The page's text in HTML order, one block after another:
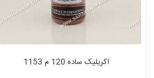
اکریلیک ساده 120 م 1153